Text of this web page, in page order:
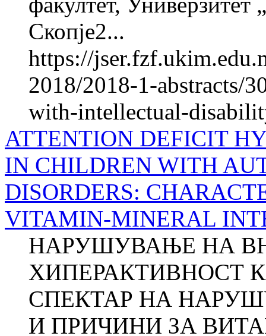
Скопје2...
https://
2018/2018-1-abstracts/
with-intellectual-
ATTENTION DEFICIT
IN CHILDREN WITH
DISORDERS:
VITAMIN-MINERAL
НАРУШУВАЊЕ НА
ХИПЕРАКТИВНОСТ
СПЕКТАР НА
И ПРИЧИНИ ЗА